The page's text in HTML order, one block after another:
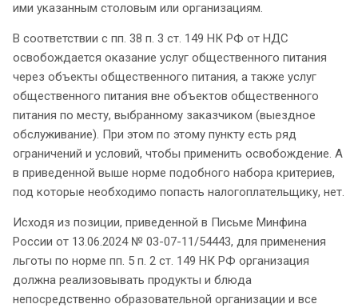
ими указанным столовым или организациям.
В соответствии с пп. 38 п. 3 ст. 149 НК РФ от НДС
освобождается оказание услуг общественного питания
через объекты общественного питания, а также услуг
общественного питания вне объектов общественного
питания по месту, выбранному заказчиком (выездное
обслуживание). При этом по этому пункту есть ряд
ограничений и условий, чтобы применить освобождение. А
в приведенной выше норме подобного набора критериев,
под которые необходимо попасть налогоплательщику, нет.
Исходя из позиции, приведенной в Письме Минфина
России от 13.06.2024 № 03-07-11/54443, для применения
льготы по норме пп. 5 п. 2 ст. 149 НК РФ организация
должна реализовывать продукты и блюда
непосредственно образовательной организации и все